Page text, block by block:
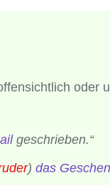
geschrieben.“
) das